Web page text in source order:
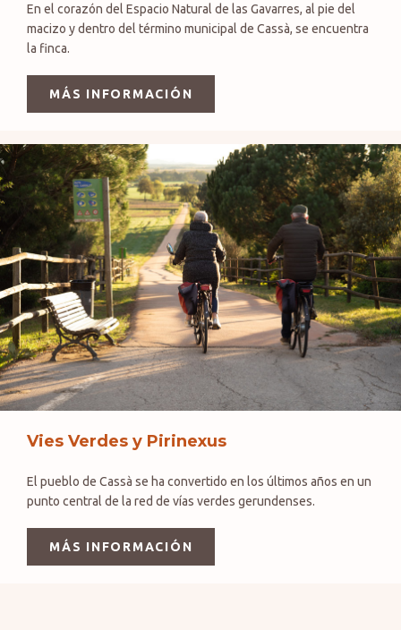
En el corazón del Espacio Natural de las Gavarres, al pie del
macizo y dentro del término municipal de Cassà, se encuentra
la finca.
MÁS INFORMACIÓN
Vies Verdes y Pirinexus
El pueblo de Cassà se ha convertido en los últimos años en un
punto central de la red de vías verdes gerundenses.
MÁS INFORMACIÓN